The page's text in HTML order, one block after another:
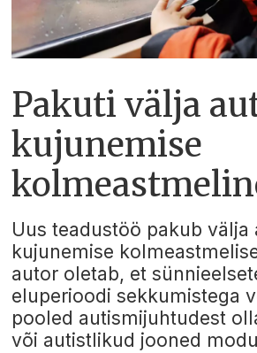
Pakuti välja
kujunemise
Uus teadustöö pakub välja
kujunemise
autor oletab, et
eluperioodi sekkumistega
pooled autismijuhtudest
või autistlikud jooned